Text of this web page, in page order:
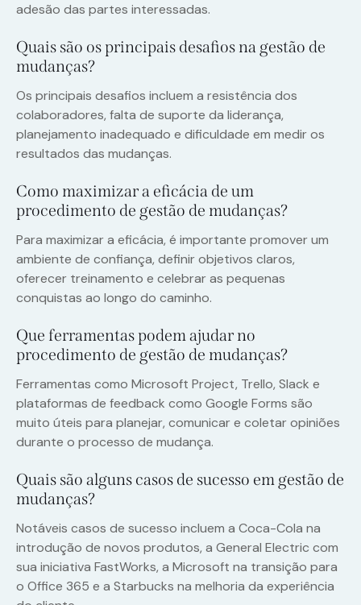
adesão das partes interessadas.
Quais são os principais desafios na gestão de
mudanças?
Os principais desafios incluem a resistência dos
colaboradores, falta de suporte da liderança,
planejamento inadequado e dificuldade em medir os
resultados das mudanças.
Como maximizar a eficácia de um
procedimento de gestão de mudanças?
Para maximizar a eficácia, é importante promover um
ambiente de confiança, definir objetivos claros,
oferecer treinamento e celebrar as pequenas
conquistas ao longo do caminho.
Que ferramentas podem ajudar no
procedimento de gestão de mudanças?
Ferramentas como Microsoft Project, Trello, Slack e
plataformas de feedback como Google Forms são
muito úteis para planejar, comunicar e coletar opiniões
durante o processo de mudança.
Quais são alguns casos de sucesso em gestão de
mudanças?
Notáveis casos de sucesso incluem a Coca-Cola na
introdução de novos produtos, a General Electric com
sua iniciativa FastWorks, a Microsoft na transição para
o Office 365 e a Starbucks na melhoria da experiência